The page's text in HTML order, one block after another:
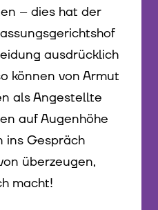
– dies hat der
ausdrücklich
können von Armut
als Angestellte
auf Augenhöhe
ins Gespräch
überzeugen,
macht!